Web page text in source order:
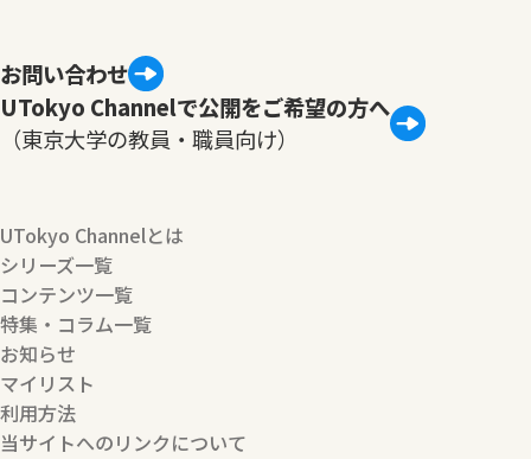
お問い合わせ
UTokyo Channelで公開をご希望の方へ
（東京大学の教員・職員向け）
UTokyo Channelとは
シリーズ一覧
コンテンツ一覧
特集・コラム一覧
お知らせ
マイリスト
利用方法
当サイトへのリンクについて